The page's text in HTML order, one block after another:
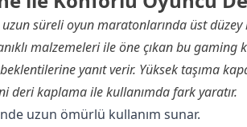
süreli oyun maratonlarında üst
malzemeleri ile öne çıkan bu
yanıt verir. Yüksek taşıma
deri kaplama ile kullanımda fark yaratır.
uzun ömürlü kullanım sunar.